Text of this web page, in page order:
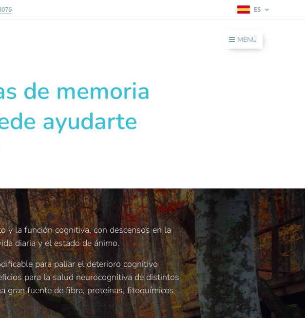
ES
MENÚ
de memoria
ayudarte
y la función cognitiva, con descensos en la
diaria y el estado de ánimo.
para paliar el deterioro cognitivo
para la salud neurocognitiva de distintos
gran fuente de fibra, proteínas, fitoquímicos